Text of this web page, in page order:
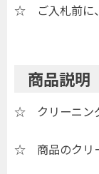
☆ ご入札前に、
商品説明
☆ クリーニ
☆ 商品のクリ